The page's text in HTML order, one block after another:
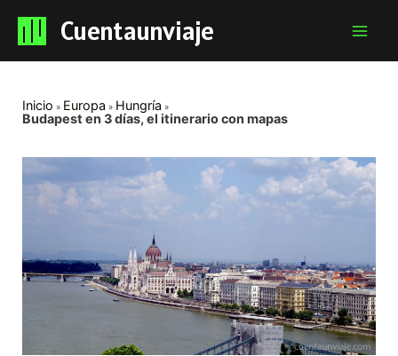
Cuentaunviaje
Inicio Europa
Hungría
Budapest en 3 días, el itinerario con mapas